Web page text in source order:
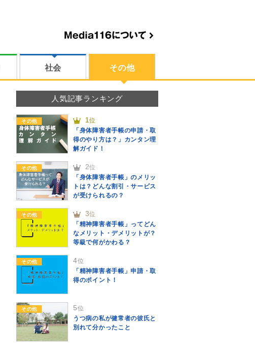
社会 その他
人気記事ランキング
その他 1位
「身体障害者手帳の申請・取
得のやり方は？」カンタン理
解ガイド！
その他 2位
「身体障害者手帳」のメリッ
トは？どんな割引・サービス
が受けられるの？
その他 3位
「精神障害者手帳」ってどん
なメリット・デメリットが？
等級で何がかわる？
その他 4位
「精神障害者手帳」申請・取
得のポイント！
その他 5位
うつ病の私が健常者の彼氏と
別れて分かったこと